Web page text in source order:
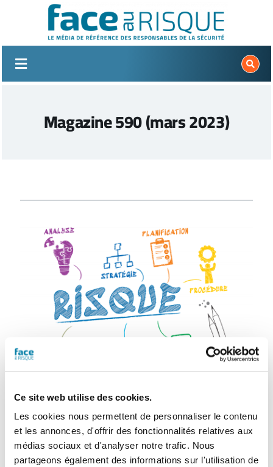
Ce site web utilise des cookies.
Les cookies nous permettent de personnaliser le contenu
et les annonces, d'offrir des fonctionnalités relatives aux
médias sociaux et d'analyser notre trafic. Nous
partageons également des informations sur l'utilisation de
Magazine 590 (mars 2023)
Organiser son plan de continuité
d’activité selon la norme ISO
22301 FAR
13 mars 2023